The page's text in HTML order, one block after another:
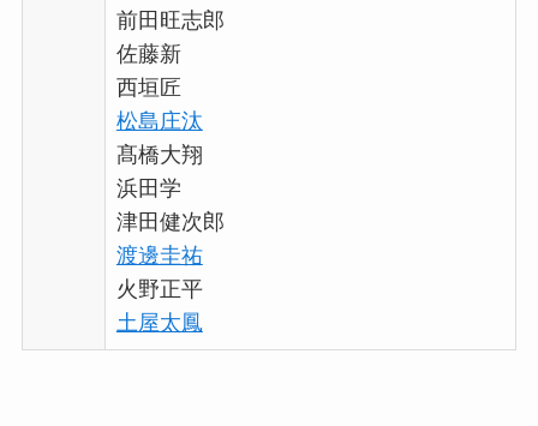
前田旺志郎
佐藤新
西垣匠
松島庄汰
髙橋大翔
浜田学
津田健次郎
渡邊圭祐
火野正平
土屋太鳳